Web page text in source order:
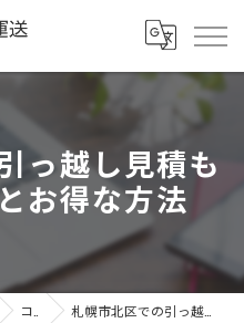
っ越し見積も
お得な方法
コラム 札幌市北区での引っ越し見積もりのポイントとお得な方法